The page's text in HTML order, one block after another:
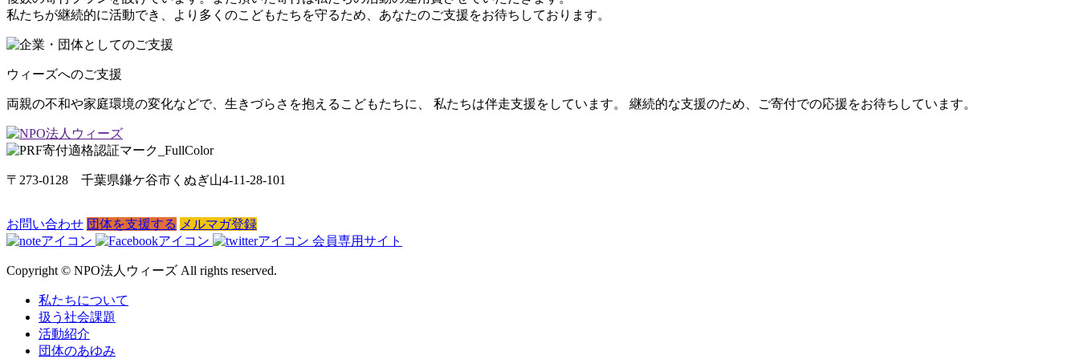
私たちが継続的に活動でき、より多くのこどもたちを守るため、あなたのご支援をお待ちしております。
ウィーズへのご支援
両親の不和や家庭環境の変化などで、生きづらさを抱えるこどもたちに、 私たちは伴走支援をしています。 継続的な支援のため、ご寄付での応援をお待ちしています。
〒273-0128 千葉県鎌ケ谷市くぬぎ山4-11-28-101
お問い合わせ 団体を支援する メルマガ登録
会員専用サイト
Copyright © NPO法人ウィーズ All rights reserved.
私たちについて
扱う社会課題
活動紹介
団体のあゆみ